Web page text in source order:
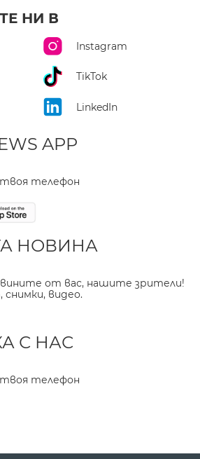
НИ В
Instagram
TikTok
LinkedIn
APP
твоя телефон
НОВИНА
от вас, нашите зрители!
видео.
С НАС
твоя телефон